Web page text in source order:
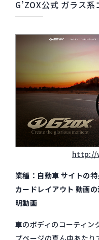
G’ZOX公式 ガラス
http://
業種：自動車 サイトの
カードレイアウト 動画
明動画
車のボディのコーティン
プページの真ん中あた